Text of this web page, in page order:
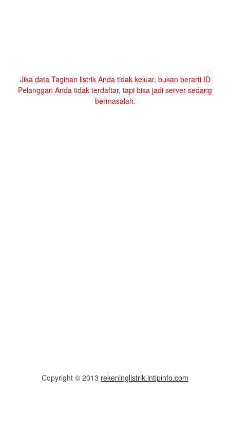
Jika data Tagihan listrik Anda tidak keluar, bukan berarti ID
Pelanggan Anda tidak terdaftar, tapi bisa jadi server sedang
bermasalah.
Copyright © 2013 rekeninglistrik.intipinfo.com